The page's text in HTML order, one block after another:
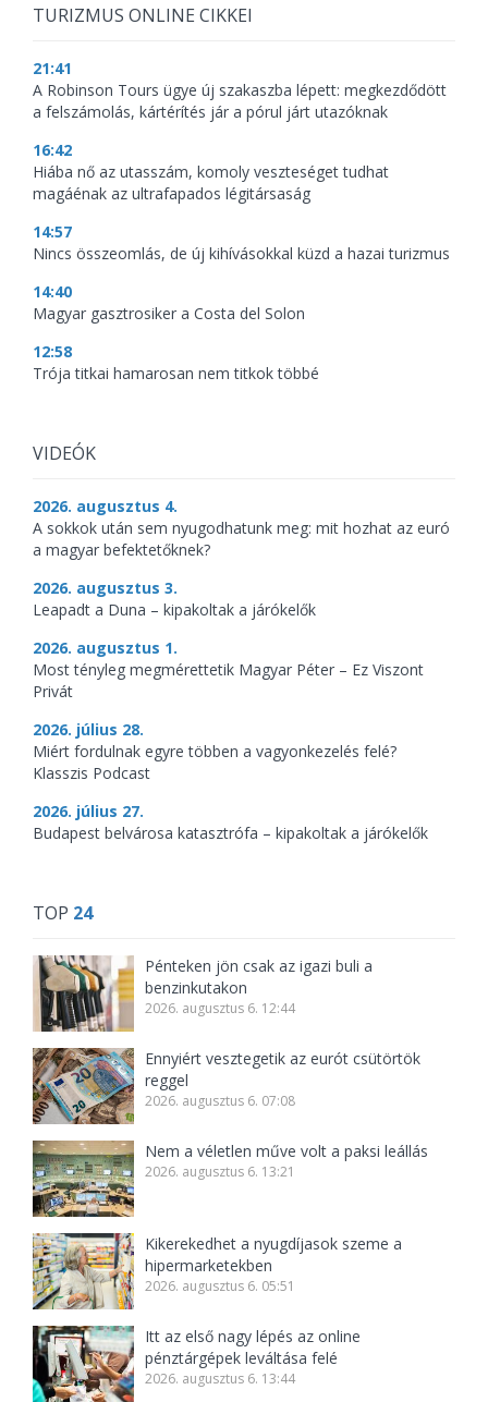
TURIZMUS ONLINE CIKKEI
21:41
A Robinson Tours ügye új szakaszba lépett: megkezdődött
a felszámolás, kártérítés jár a pórul járt utazóknak
16:42
Hiába nő az utasszám, komoly veszteséget tudhat
magáénak az ultrafapados légitársaság
14:57
Nincs összeomlás, de új kihívásokkal küzd a hazai turizmus
14:40
Magyar gasztrosiker a Costa del Solon
12:58
Trója titkai hamarosan nem titkok többé
VIDEÓK
2026. augusztus 4.
A sokkok után sem nyugodhatunk meg: mit hozhat az euró
a magyar befektetőknek?
2026. augusztus 3.
Leapadt a Duna – kipakoltak a járókelők
2026. augusztus 1.
Most tényleg megmérettetik Magyar Péter – Ez Viszont
Privát
2026. július 28.
Miért fordulnak egyre többen a vagyonkezelés felé?
Klasszis Podcast
2026. július 27.
Budapest belvárosa katasztrófa – kipakoltak a járókelők
TOP 24
Pénteken jön csak az igazi buli a
benzinkutakon
2026. augusztus 6. 12:44
Ennyiért vesztegetik az eurót csütörtök
reggel
2026. augusztus 6. 07:08
Nem a véletlen műve volt a paksi leállás
2026. augusztus 6. 13:21
Kikerekedhet a nyugdíjasok szeme a
hipermarketekben
2026. augusztus 6. 05:51
Itt az első nagy lépés az online
pénztárgépek leváltása felé
2026. augusztus 6. 13:44